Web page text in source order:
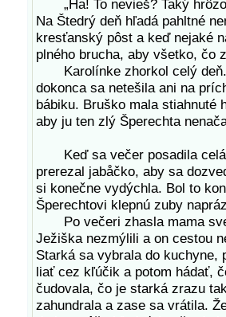
„Ha! To nevieš? Taký
Na Štedrý deň hľadá pahltné
kresťanský pôst a keď nejaké
plného brucha, aby všetko, čo
Karolínke zhorkol celý deň.
dokonca sa netešila ani na
bábiku. Bruško mala stiahnuté
aby ju ten zlý Šperechta
Keď sa večer posadila celá
prerezal jabåčko, aby sa
si konečne vydýchla. Bol to
Šperechtovi klepnú zuby
Po večeri zhasla mama
Ježiška nezmýlili a on cestou
Starká sa vybrala do kuchyne,
liať cez kľúčik a potom hádať,
čudovala, čo je starká zrazu
zahundrala a zase sa vrátila.